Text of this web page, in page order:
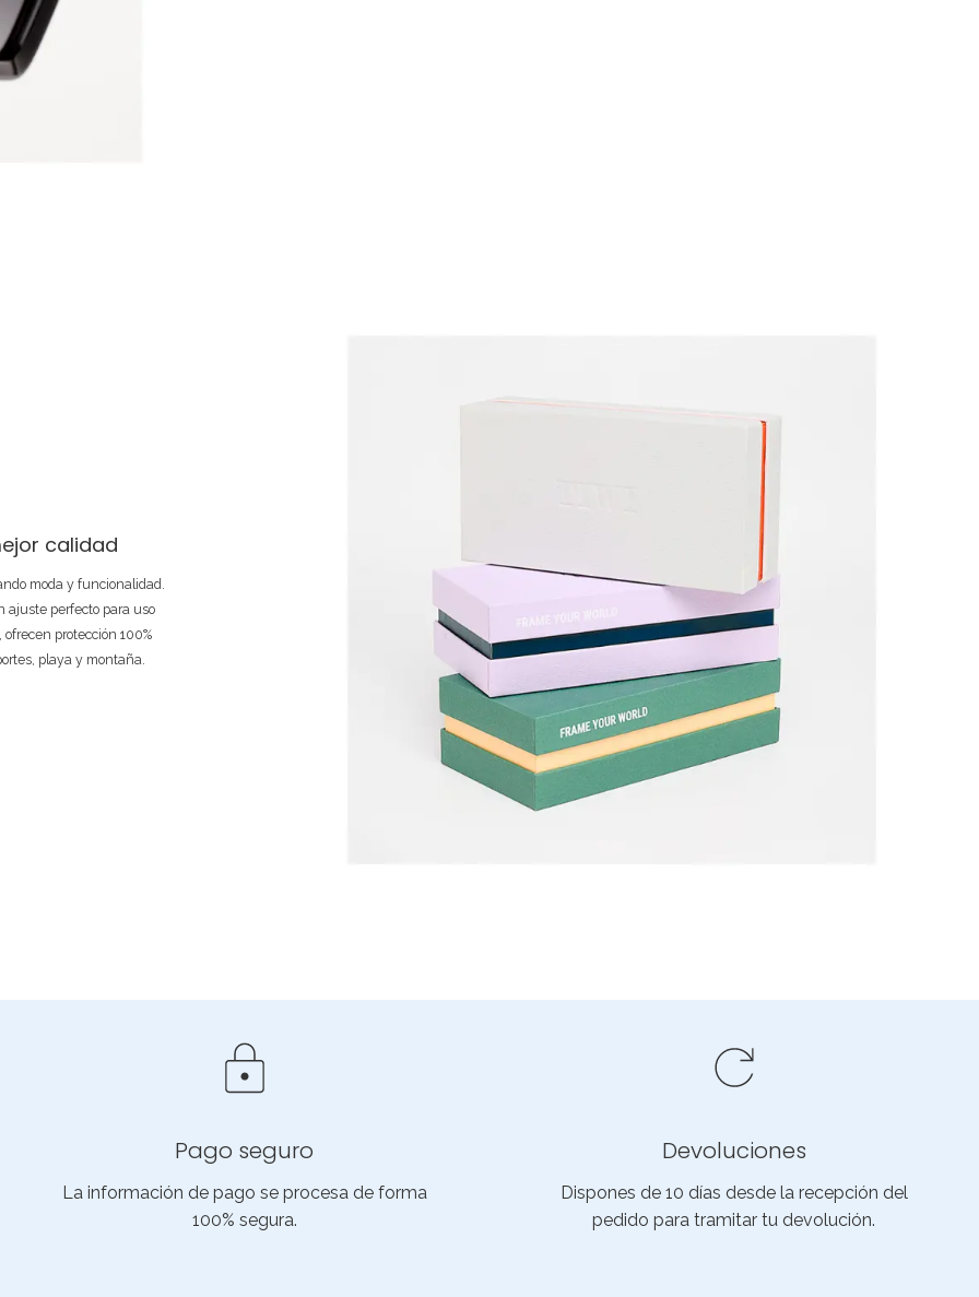
calidad
moda y funcionalidad.
ajuste perfecto para uso
protección 100%
playa y montaña.
Pago seguro
La información de pago se procesa de forma
100% segura.
Devoluciones
Dispones de 10 días desde la recepción del
pedido para tramitar tu devolución.